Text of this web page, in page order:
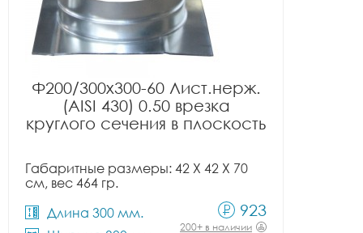
Ф200/300x300-60 Лист.нерж.
(AISI 430) 0.50 врезка
круглого сечения в плоскость
Габаритные размеры: 42 X 42 X 70
см, вес 464 гр.
Длина 300 мм.
923
200+ в наличии